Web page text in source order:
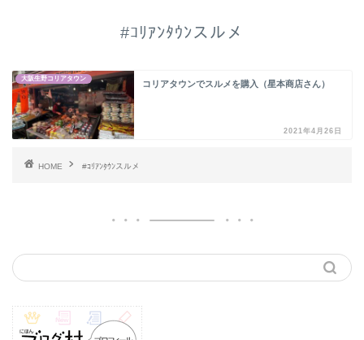
#ｺﾘｱﾝﾀｳﾝスルメ
大阪生野コリアタウン
コリアタウンでスルメを購入（星本商店さん）
2021年4月26日
HOME #ｺﾘｱﾝﾀｳﾝスルメ